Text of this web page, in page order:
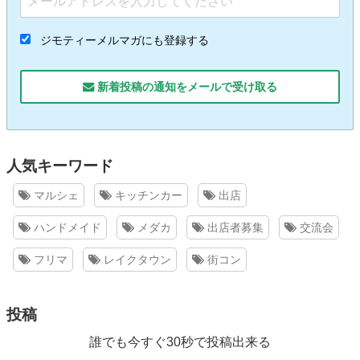
ジモティーメルマガにも登録する
新着投稿の通知をメールで受け取る
人気キーワード
マルシェ キッチンカー 出店
ハンドメイド メダカ 出店者募集 交流会
フリマ レイクタウン 街コン
投稿
誰でも今すぐ30秒で投稿出来る